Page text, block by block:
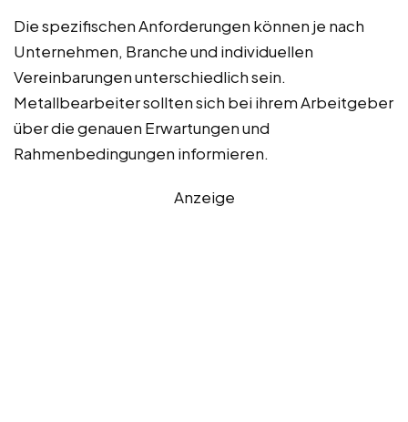
Die spezifischen Anforderungen können je nach
Unternehmen, Branche und individuellen
Vereinbarungen unterschiedlich sein.
Metallbearbeiter sollten sich bei ihrem Arbeitgeber
über die genauen Erwartungen und
Rahmenbedingungen informieren.
Anzeige